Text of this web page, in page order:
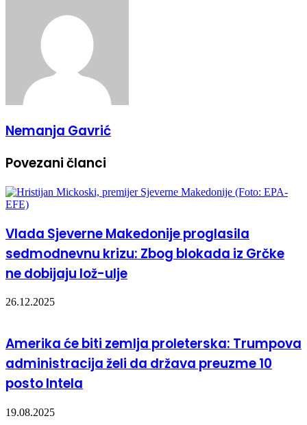
Nemanja Gavrić
Povezani članci
Vlada Sjeverne Makedonije proglasila
sedmodnevnu krizu: Zbog blokada iz Grčke
ne dobijaju lož-ulje
26.12.2025
Amerika će biti zemlja proleterska: Trumpova
administracija želi da država preuzme 10
posto Intela
19.08.2025